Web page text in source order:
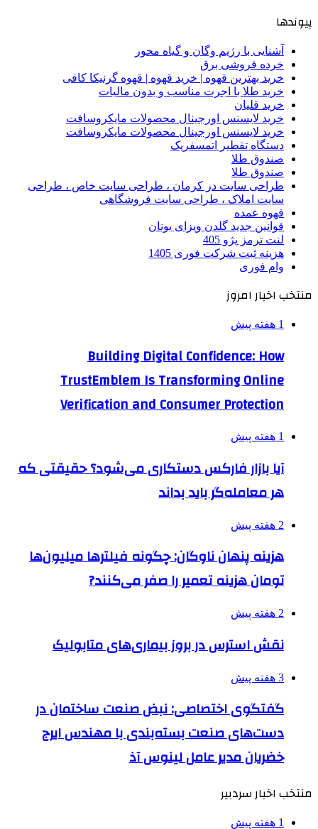
پیوندها
آشنایی با رژیم وگان و گیاه محور
خرده فروشی برق
خرید بهترین قهوه | خرید قهوه | قهوه گرنیکا کافی
خرید طلا با اجرت مناسب و بدون مالیات
خرید قلیان
خرید لایسنس اورجینال محصولات مایکروسافت
خرید لایسنس اورجینال محصولات مایکروسافت
دستگاه تقطیر اتمسفریک
صندوق طلا
صندوق طلا
طراحی سایت در کرمان ، طراحی سایت خاص ، طراحی
سایت املاک ، طراحی سایت فروشگاهی
قهوه عمده
قوانین جدید گلدن ویزای یونان
لنت ترمز پژو 405
هزینه ثبت شرکت فوری 1405
وام فوری
منتخب اخبار امروز
1 هفته پیش
Building Digital Confidence: How
TrustEmblem Is Transforming Online
Verification and Consumer Protection
1 هفته پیش
آیا بازار فارکس دستکاری می‌شود؟ حقیقتی که
هر معامله‌گر باید بداند
2 هفته پیش
هزینه پنهان ناوگان: چگونه فیلترها میلیون‌ها
تومان هزینه تعمیر را صفر می‌کنند?
2 هفته پیش
نقش استرس در بروز بیماری‌های متابولیک
3 هفته پیش
گفتگوی اختصاصی: نبض صنعت ساختمان در
دست‌های صنعت بسته‌بندی با مهندس ایرج
خضریان مدیر عامل لینوس آذ
منتخب اخبار سردبیر
1 هفته پیش